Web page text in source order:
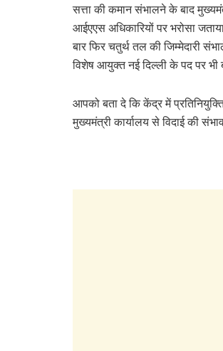
सत्ता की कमान संभालने के बाद
आईएएस अधिकारियों पर भरोसा
बार फिर चतुर्थ तल की जिम्मेदारी
विशेष आयुक्त नई दिल्ली के पद पर भी
आपको बता दे कि केंद्र में
मुख्यमंत्री कार्यालय से विदाई की